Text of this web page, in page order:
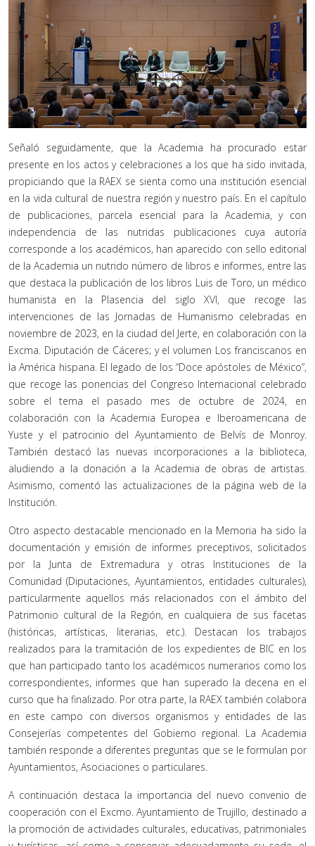
Señaló seguidamente, que la Academia ha procurado estar
presente en los actos y celebraciones a los que ha sido invitada,
propiciando que la RAEX se sienta como una institución esencial
en la vida cultural de nuestra región y nuestro país. En el capítulo
de publicaciones, parcela esencial para la Academia, y con
independencia de las nutridas publicaciones cuya autoría
corresponde a los académicos, han aparecido con sello editorial
de la Academia un nutrido número de libros e informes, entre las
que destaca la publicación de los libros Luis de Toro, un médico
humanista en la Plasencia del siglo XVI, que recoge las
intervenciones de las Jornadas de Humanismo celebradas en
noviembre de 2023, en la ciudad del Jerte, en colaboración con la
Excma. Diputación de Cáceres; y el volumen Los franciscanos en
la América hispana. El legado de los “Doce apóstoles de México”,
que recoge las ponencias del Congreso Internacional celebrado
sobre el tema el pasado mes de octubre de 2024, en
colaboración con la Academia Europea e Iberoamericana de
Yuste y el patrocinio del Ayuntamiento de Belvís de Monroy.
También destacó las nuevas incorporaciones a la biblioteca,
aludiendo a la donación a la Academia de obras de artistas.
Asimismo, comentó las actualizaciones de la página web de la
Institución.
Otro aspecto destacable mencionado en la Memoria ha sido la
documentación y emisión de informes preceptivos, solicitados
por la Junta de Extremadura y otras Instituciones de la
Comunidad (Diputaciones, Ayuntamientos, entidades culturales),
particularmente aquellos más relacionados con el ámbito del
Patrimonio cultural de la Región, en cualquiera de sus facetas
(históricas, artísticas, literarias, etc.). Destacan los trabajos
realizados para la tramitación de los expedientes de BIC en los
que han participado tanto los académicos numerarios como los
correspondientes, informes que han superado la decena en el
curso que ha finalizado. Por otra parte, la RAEX también colabora
en este campo con diversos organismos y entidades de las
Consejerías competentes del Gobierno regional. La Academia
también responde a diferentes preguntas que se le formulan por
Ayuntamientos, Asociaciones o particulares.
A continuación destaca la importancia del nuevo convenio de
cooperación con el Excmo. Ayuntamiento de Trujillo, destinado a
la promoción de actividades culturales, educativas, patrimoniales